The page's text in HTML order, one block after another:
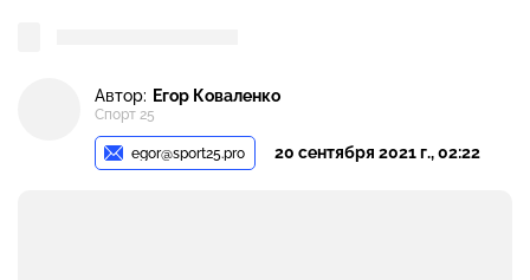
Автор: Егор Коваленко
Спорт 25
egor@sport25.pro 20 сентября 2021 г., 02:22